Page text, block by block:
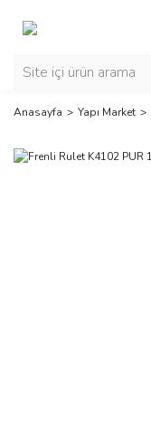
Anasayfa Yapı Market